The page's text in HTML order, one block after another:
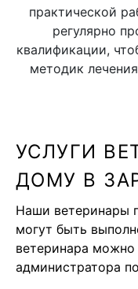
практической
регулярно
квалификации,
методик
УСЛУГИ
ДОМУ В
Наши ветеринары
могут быть
ветеринара
администратора